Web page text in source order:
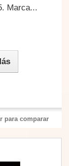
Marca...
para comparar